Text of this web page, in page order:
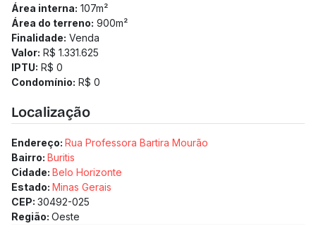
Área interna: 107m²
Área do terreno: 900m²
Finalidade: Venda
Valor: R$ 1.331.625
IPTU: R$ 0
Condomínio: R$ 0
Localização
Endereço: Rua Professora Bartira Mourão
Bairro: Buritis
Cidade: Belo Horizonte
Estado: Minas Gerais
CEP: 30492-025
Região: Oeste